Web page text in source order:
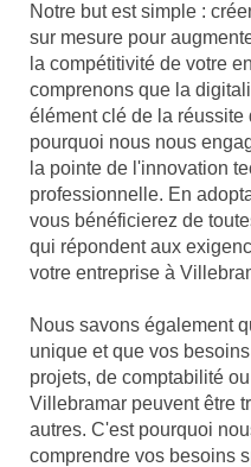
Notre but est simple :
sur mesure pour
la compétitivité de votre
comprenons que la
élément clé de la réussite
pourquoi nous nous
la pointe de l'innovation
professionnelle. En
vous bénéficierez de
qui répondent aux
votre entreprise à
Nous savons également
unique et que vos
projets, de comptabilité
Villebramar peuvent être
autres. C'est pourquoi
comprendre vos besoins